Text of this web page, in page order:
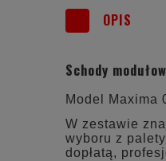
OPIS
Schody
Model Maxima
W zestawie
wyboru z
dopłatą,